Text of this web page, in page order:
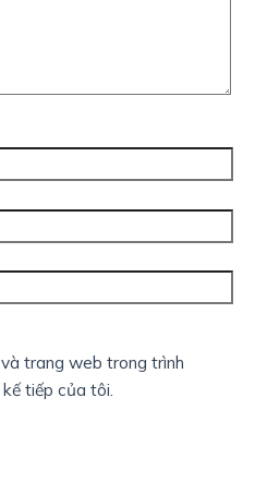
trang web trong trình
tiếp của tôi.